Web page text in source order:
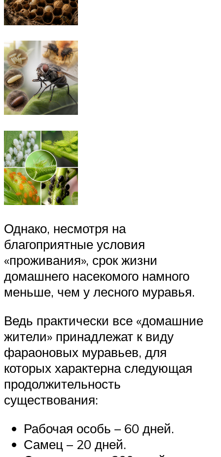
Однако, несмотря на
благоприятные условия
«проживания», срок жизни
домашнего насекомого намного
меньше, чем у лесного муравья.
Ведь практически все «домашние
жители» принадлежат к виду
фараоновых муравьев, для
которых характерна следующая
продолжительность
существования:
Рабочая особь – 60 дней.
Самец – 20 дней.